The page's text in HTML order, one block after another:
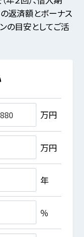
の返済額とボーナス
の目安としてご活
万円
万円
年
％